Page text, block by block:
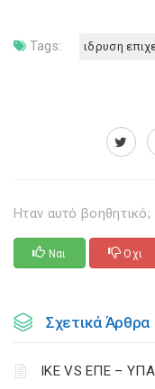
Tags: ιδρυση
Ηταν αυτό βοηθητικό;
Ναι Οχι
Σχετικά Άρθρα
ΙΚΕ VS ΕΠΕ –